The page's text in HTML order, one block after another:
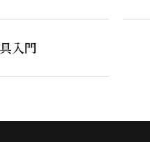
入門